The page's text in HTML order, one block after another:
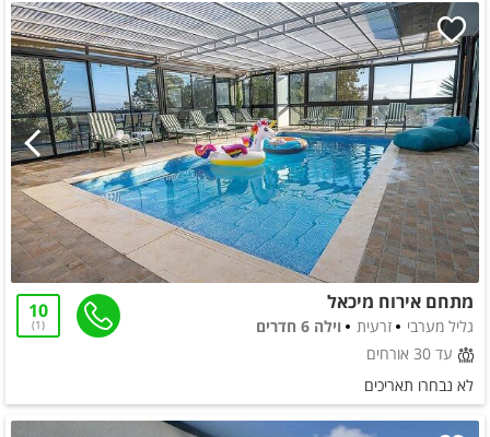
מתחם אירוח מיכאל
גליל מערבי זרעית
וילה 6 חדרים
עד 30 אורחים
10
1
לא נבחרו תאריכים